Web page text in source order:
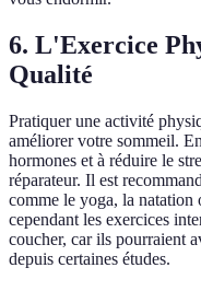
6. L'Exercice
Qualité
Pratiquer une activité
améliorer votre sommeil.
hormones et à réduire le
réparateur. Il est
comme le yoga, la natation
cependant les exercices
coucher, car ils pourraient
depuis certaines études.